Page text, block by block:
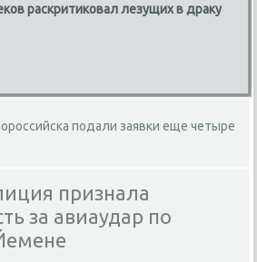
раскритиковал лезущих в драку
подали заявки еще четыре
признала
за авиаудар по